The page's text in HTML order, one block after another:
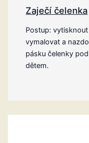
Zaječí čelenka
Postup:
vymalovat a
pásku čelenky
dětem.